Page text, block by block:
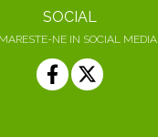
SOCIAL
NE IN SOCIAL MEDIA